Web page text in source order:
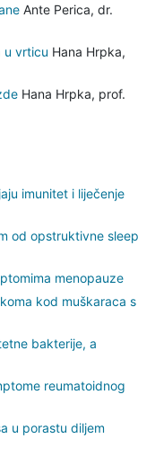
Ante Perica, dr.
u vrticu Hana Hrpka,
Hana Hrpka, prof.
imunitet i liječenje
od opstruktivne sleep
menopauze
kod muškaraca s
bakterije, a
reumatoidnog
u porastu diljem